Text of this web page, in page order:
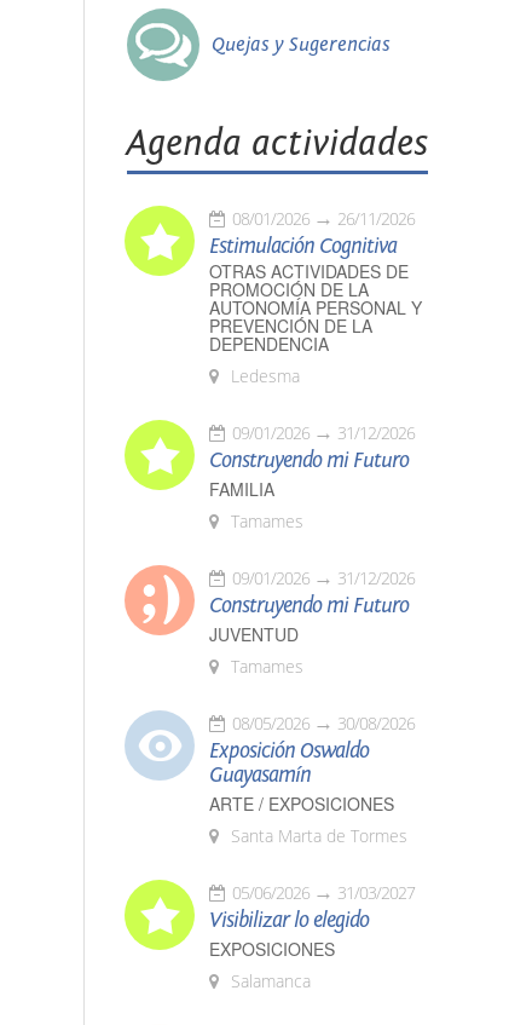
Quejas y Sugerencias
Agenda actividades
08/01/2026 26/11/2026
Estimulación Cognitiva
OTRAS ACTIVIDADES DE
PROMOCIÓN DE LA
AUTONOMÍA PERSONAL Y
PREVENCIÓN DE LA
DEPENDENCIA
Ledesma
09/01/2026 31/12/2026
Construyendo mi Futuro
FAMILIA
Tamames
09/01/2026 31/12/2026
Construyendo mi Futuro
JUVENTUD
Tamames
08/05/2026 30/08/2026
Exposición Oswaldo
Guayasamín
ARTE / EXPOSICIONES
Santa Marta de Tormes
05/06/2026 31/03/2027
Visibilizar lo elegido
EXPOSICIONES
Salamanca